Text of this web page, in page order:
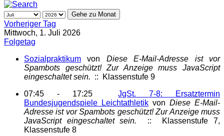
Gehe zu Monat
Vorheriger Tag
Mittwoch, 1. Juli 2026
Folgetag
Sozialpraktikum von
Diese E-Mail-Adresse ist vor
Spambots geschützt! Zur Anzeige muss JavaScript
eingeschaltet sein. :: Klassenstufe 9
07:45 - 17:25JgSt. 7-8: Ersatztermin
Bundesjugendspiele Leichtathletik von Diese E-Mail-
Adresse ist vor Spambots geschützt! Zur Anzeige muss
JavaScript eingeschaltet sein. :: Klassenstufe 7,
Klassenstufe 8